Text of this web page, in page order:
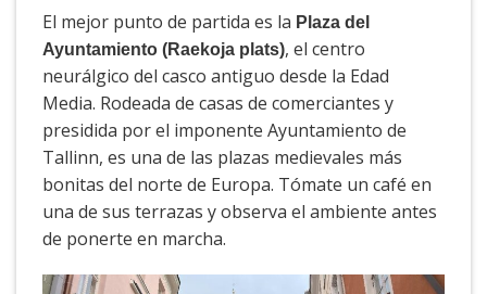
El mejor punto de partida es la Plaza del
Ayuntamiento (Raekoja plats), el centro
neurálgico del casco antiguo desde la Edad
Media. Rodeada de casas de comerciantes y
presidida por el imponente Ayuntamiento de
Tallinn, es una de las plazas medievales más
bonitas del norte de Europa. Tómate un café en
una de sus terrazas y observa el ambiente antes
de ponerte en marcha.